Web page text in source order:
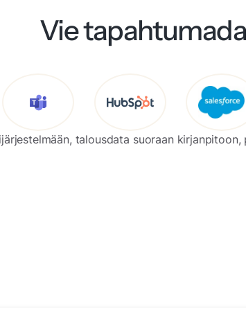
Vie
talousdata suoraan